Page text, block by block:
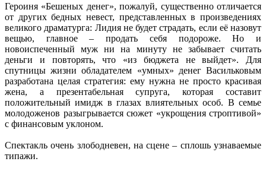
Героиня «Бешеных денег», пожалуй, существенно отличается
от других бедных невест, представленных в произведениях
великого драматурга: Лидия не будет страдать, если её назовут
вещью, главное – продать себя подороже. Но и
новоиспеченный муж ни на минуту не забывает считать
деньги и повторять, что «из бюджета не выйдет». Для
спутницы жизни обладателем «умных» денег Васильковым
разработана целая стратегия: ему нужна не просто красивая
жена, а презентабельная супруга, которая составит
положительный имидж в глазах влиятельных особ. В семье
молодоженов разыгрывается сюжет «укрощения строптивой»
с финансовым уклоном.
Спектакль очень злободневен, на сцене – сплошь узнаваемые
типажи.